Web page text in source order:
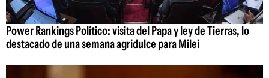
Power Rankings Político: visita del Papa y ley de Tierras, lo
destacado de una semana agridulce para Milei